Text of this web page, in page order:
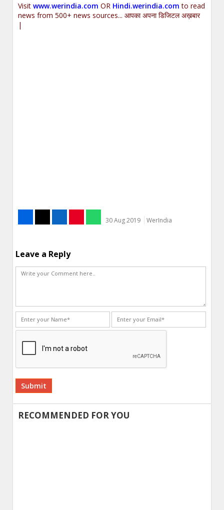
Visitwww.werindia.com OR Hindi.werindia.com to read
news from 500+ news sources... आपका अपना डिजिटल अख़बार
|
30 Aug 2019 WerIndia
Leave a Reply
Alternative:
RECOMMENDED FOR YOU